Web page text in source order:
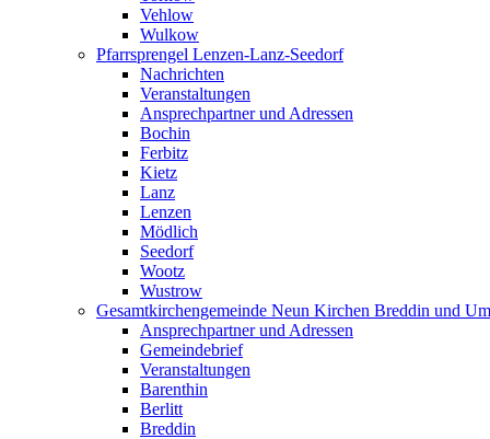
Vehlow
Wulkow
Pfarrsprengel Lenzen-Lanz-Seedorf
Nachrichten
Veranstaltungen
Ansprechpartner und Adressen
Bochin
Ferbitz
Kietz
Lanz
Lenzen
Mödlich
Seedorf
Wootz
Wustrow
Gesamtkirchengemeinde Neun Kirchen Breddin und
Ansprechpartner und Adressen
Gemeindebrief
Veranstaltungen
Barenthin
Berlitt
Breddin